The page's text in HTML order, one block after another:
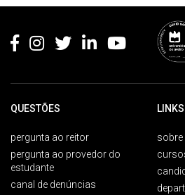
QUESTÕES
pergunta ao reitor
pergunta ao provedor do
estudante
canal de denúncias
sobre